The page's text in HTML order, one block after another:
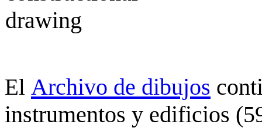
El Archivo de dibujos
instrumentos y edificios